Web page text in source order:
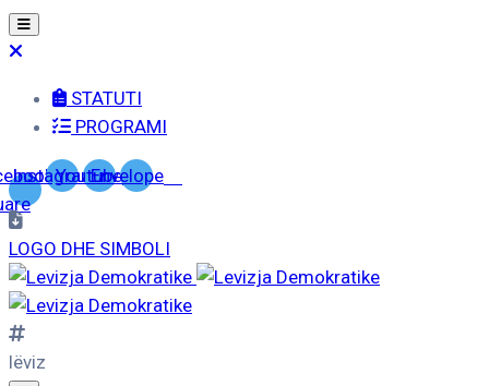
STATUTI
PROGRAMI
Instagram
YoutubeEnvelope
LOGO DHE SIMBOLI
lëviz